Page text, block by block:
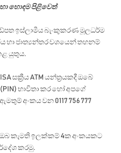
හොඳම පිළිවෙත්
ඉස්ලාමීය බැංකුකරණ මූලධර්ම
හා ජාත්‍යන්තර වශයෙන් තහනම්
යුතුය.
සක්‍රීය ATM යන්ත්‍රයකදී ඔබේ
භාවිතා කර හෝ අපගේ
අංකය වන 0117 756 777
ඔබ කැමති ඉලක්කම් 4ක අංකයකට
කරමු.